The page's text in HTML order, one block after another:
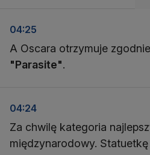
04:25
A Oscara otrzymuje
"Parasite".
04:24
Za chwilę kategoria
międzynarodowy.